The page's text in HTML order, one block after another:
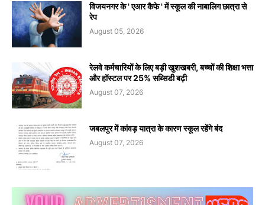
विजयनगर के ' एआर कैफे ' में स्कूल की नाबालिग छात्रा से
रेप
August 05, 2026
रेलवे कर्मचारियों के लिए बड़ी खुशखबरी, बच्चों की शिक्षा भत्ता
और हॉस्टल पर 25% सब्सिडी बढ़ी
August 07, 2026
जबलपुर में कांवड़ यात्रा के कारण स्कूल रहेंगे बंद
August 07, 2026